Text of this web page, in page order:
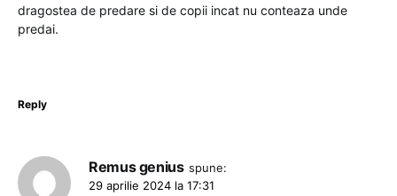
dragostea de predare si de copii incat nu conteaza unde
predai.
Reply
Remus genius spune:
29 aprilie 2024 la 17:31